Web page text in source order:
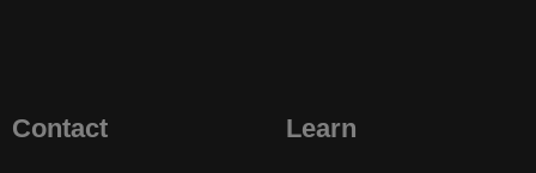
Contact Learn